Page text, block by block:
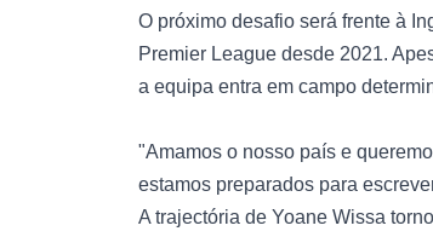
O próximo desafio será frente à
Premier League desde 2021.
a equipa entra em campo
"Amamos o nosso país e
estamos preparados para
A trajectória de Yoane Wissa